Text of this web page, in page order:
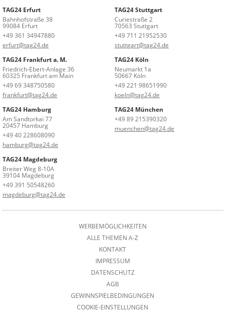
TAG24 Erfurt
Bahnhofstraße 38
99084 Erfurt
+49 361 34947880
erfurt@tag24.de
TAG24 Stuttgart
Curiestraße 2
70563 Stuttgart
+49 711 21952530
stuttgart@tag24.de
TAG24 Frankfurt a. M.
Friedrich-Ebert-Anlage 36
60325 Frankfurt am Main
+49 69 348750580
frankfurt@tag24.de
TAG24 Köln
Neumarkt 1a
50667 Köln
+49 221 98651990
koeln@tag24.de
TAG24 Hamburg
Am Sandtorkai 77
20457 Hamburg
+49 40 228608090
hamburg@tag24.de
TAG24 München
+49 89 215390320
muenchen@tag24.de
TAG24 Magdeburg
Breiter Weg 8-10A
39104 Magdeburg
+49 391 50548260
magdeburg@tag24.de
WERBEMÖGLICHKEITEN
ALLE THEMEN A-Z
KONTAKT
IMPRESSUM
DATENSCHUTZ
AGB
GEWINNSPIELBEDINGUNGEN
COOKIE-EINSTELLUNGEN